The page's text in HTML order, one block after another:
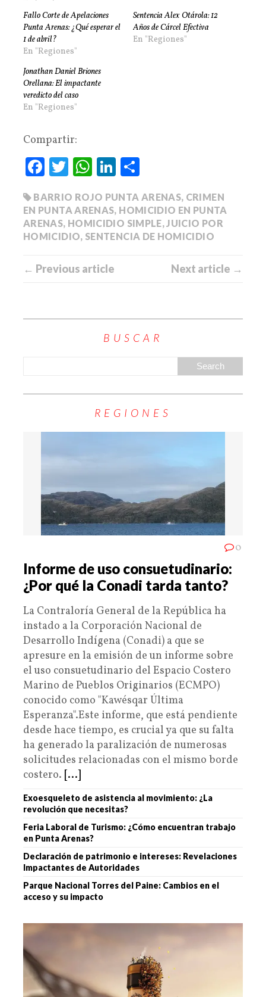
Fallo Corte de Apelaciones
Punta Arenas: ¿Qué esperar el
1 de abril?
En "Regiones"
Sentencia Alex Otárola: 12
Años de Cárcel Efectiva
En "Regiones"
Jonathan Daniel Briones
Orellana: El impactante
veredicto del caso
En "Regiones"
Compartir:
Fa
bo
ok
T
tte
r
W
ts
A
pp
Li
ed
In
m
pa
rti
BARRIO ROJO PUNTA ARENAS, CRIMEN
EN PUNTA ARENAS, HOMICIDIO EN PUNTA
ARENAS, HOMICIDIO SIMPLE, JUICIO POR
HOMICIDIO, SENTENCIA DE HOMICIDIO
← Previous article Next article →
BUSCAR
REGIONES
0
Informe de uso consuetudinario:
¿Por qué la Conadi tarda tanto?
La Contraloría General de la República ha
instado a la Corporación Nacional de
Desarrollo Indígena (Conadi) a que se
apresure en la emisión de un informe sobre
el uso consuetudinario del Espacio Costero
Marino de Pueblos Originarios (ECMPO)
conocido como "Kawésqar Última
Esperanza".Este informe, que está pendiente
desde hace tiempo, es crucial ya que su falta
ha generado la paralización de numerosas
solicitudes relacionadas con el mismo borde
costero. [...]
Exoesqueleto de asistencia al movimiento: ¿La
revolución que necesitas?
Feria Laboral de Turismo: ¿Cómo encuentran trabajo
en Punta Arenas?
Declaración de patrimonio e intereses: Revelaciones
Impactantes de Autoridades
Parque Nacional Torres del Paine: Cambios en el
acceso y su impacto